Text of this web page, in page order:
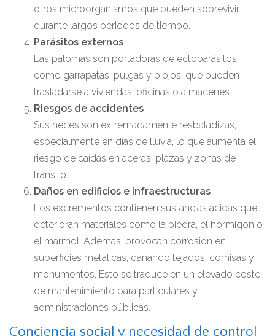
otros microorganismos que pueden sobrevivir
durante largos periodos de tiempo.
Parásitos externos
Las palomas son portadoras de ectoparásitos
como garrapatas, pulgas y piojos, que pueden
trasladarse a viviendas, oficinas o almacenes.
Riesgos de accidentes
Sus heces son extremadamente resbaladizas,
especialmente en días de lluvia, lo que aumenta el
riesgo de caídas en aceras, plazas y zonas de
tránsito.
Daños en edificios e infraestructuras
Los excrementos contienen sustancias ácidas que
deterioran materiales como la piedra, el hormigón o
el mármol. Además, provocan corrosión en
superficies metálicas, dañando tejados, cornisas y
monumentos. Esto se traduce en un elevado coste
de mantenimiento para particulares y
administraciones públicas.
Conciencia social y necesidad de control